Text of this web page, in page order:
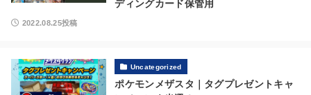
ディングカード保管用
2022.08.25投稿
Uncategorized
ポケモンメザスタ｜タグプレゼントキャ